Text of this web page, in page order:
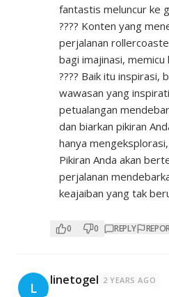
fantastis meluncur ke
???? Konten yang
perjalanan
bagi imajinasi,
???? Baik itu inspirasi,
wawasan yang
petualangan
dan biarkan pikiran
hanya
Pikiran Anda akan
perjalanan
keajaiban yang tak
0 0 REPLY
L linetogel 2 YEARS AGO